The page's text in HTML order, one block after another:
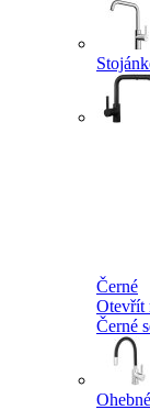
Černé
Otevřít
Černé